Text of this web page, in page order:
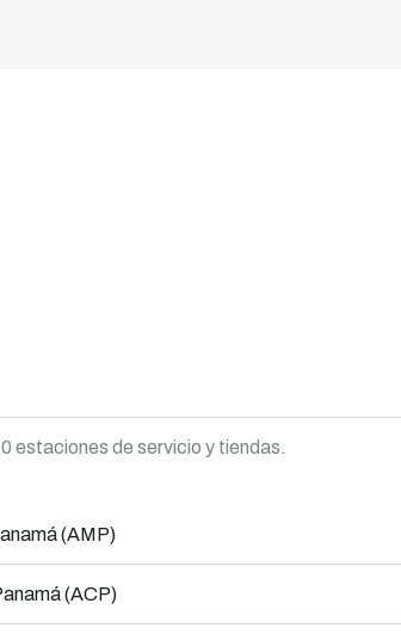
estaciones de servicio y tiendas.
(AMP)
(ACP)